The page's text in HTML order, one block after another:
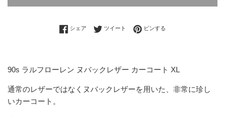
シェア Facebookでシェアする
ツイート Twitterに投稿する
ピンする
90s ラルフローレン ヌバックレザー カーコート XL
通常のレザーではなくヌバックレザーを用いた、非常に珍し
いカーコート。